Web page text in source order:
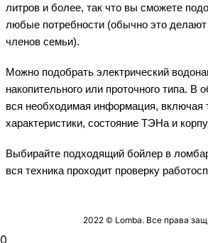
литров и более, так что вы сможете
любые потребности (обычно это делают
членов семьи).
Можно подобрать электрический
накопительного или проточного типа. В
вся необходимая информация, включая
характеристики, состояние ТЭНа и
Выбирайте подходящий бойлер в
вся техника проходит проверку
2022 © Lomba. Все права
0